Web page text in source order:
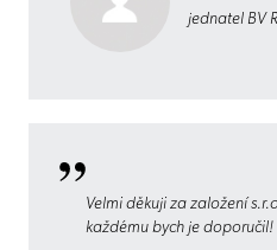
jednatel BV
Velmi děkuji za založení
každému bych je doporučil!